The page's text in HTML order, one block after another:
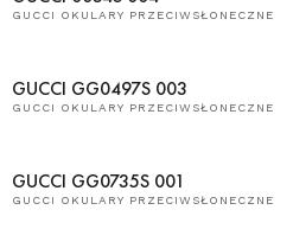
GUCCI OKULARY PRZECIWSŁONECZNE
GUCCI GG0497S 003
GUCCI OKULARY PRZECIWSŁONECZNE
GUCCI GG0735S 001
GUCCI OKULARY PRZECIWSŁONECZNE